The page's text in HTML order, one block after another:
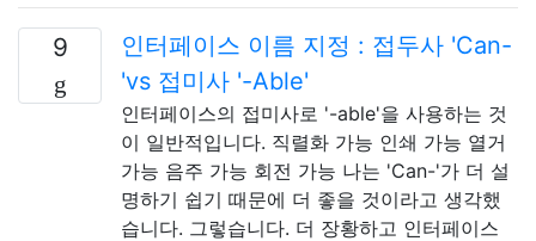
9
인터페이스 이름 지정 : 접두사 'Can-
'vs 접미사 '-Able'
인터페이스의 접미사로 '-able'을 사용하는 것
이 일반적입니다. 직렬화 가능 인쇄 가능 열거
가능 음주 가능 회전 가능 나는 'Can-'가 더 설
명하기 쉽기 때문에 더 좋을 것이라고 생각했
습니다. 그렇습니다. 더 장황하고 인터페이스